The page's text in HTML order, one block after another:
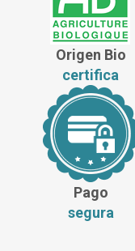
Origen Bio
certifica
Pago
segura